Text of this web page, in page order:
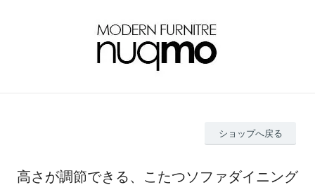
ショップへ戻る
高さが調節できる、こたつソファダイニング